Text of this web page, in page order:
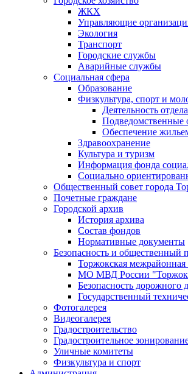
ЖКХ
Управляющие
Экология
Транспорт
Городские службы
Аварийные службы
Социальная сфера
Образование
Физкультура, спорт и
Деятельность отдела
Подведомственные
Обеспечение
Здравоохранение
Культура и туризм
Информация фонда
Социально
Общественный совет города
Почетные граждане
Городской архив
История архива
Состав фондов
Нормативные документы
Безопасность и общественный
Торжокская межрайонная
МО МВД России
Безопасность дорожного
Государственный
Фотогалерея
Видеогалерея
Градостроительство
Градостроительное
Уличные комитеты
Физкультура и спорт